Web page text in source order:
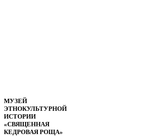
МУЗЕЙ
ЭТНОКУЛЬТУРНОЙ
ИСТОРИИ
«СВЯЩЕННАЯ
КЕДРОВАЯ РОЩА»